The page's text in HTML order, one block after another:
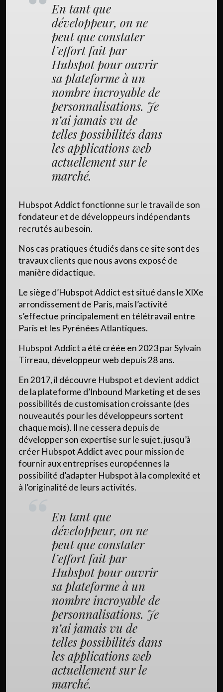
En tant que
développeur, on ne
peut que constater
l’effort fait par
Hubspot pour ouvrir
sa plateforme à un
nombre incroyable de
personnalisations. Je
n’ai jamais vu de
telles possibilités dans
les applications web
actuellement sur le
marché.
Hubspot Addict fonctionne sur le travail de son
fondateur et de développeurs indépendants
recrutés au besoin.
Nos cas pratiques étudiés dans ce site sont des
travaux clients que nous avons exposé de
manière didactique.
Le siège d’Hubspot Addict est situé dans le XIXe
arrondissement de Paris, mais l’activité
s’effectue principalement en télétravail entre
Paris et les Pyrénées Atlantiques.
Hubspot Addict a été créée en 2023 par Sylvain
Tirreau, développeur web depuis 28 ans.
En 2017, il découvre Hubspot et devient addict
de la plateforme d’Inbound Marketing et de ses
possibilités de customisation croissante (des
nouveautés pour les développeurs sortent
chaque mois). Il ne cessera depuis de
développer son expertise sur le sujet, jusqu’à
créer Hubspot Addict avec pour mission de
fournir aux entreprises européennes la
possibilité d’adapter Hubspot à la complexité et
à l’originalité de leurs activités.
En tant que
développeur, on ne
peut que constater
l’effort fait par
Hubspot pour ouvrir
sa plateforme à un
nombre incroyable de
personnalisations. Je
n’ai jamais vu de
telles possibilités dans
les applications web
actuellement sur le
marché.